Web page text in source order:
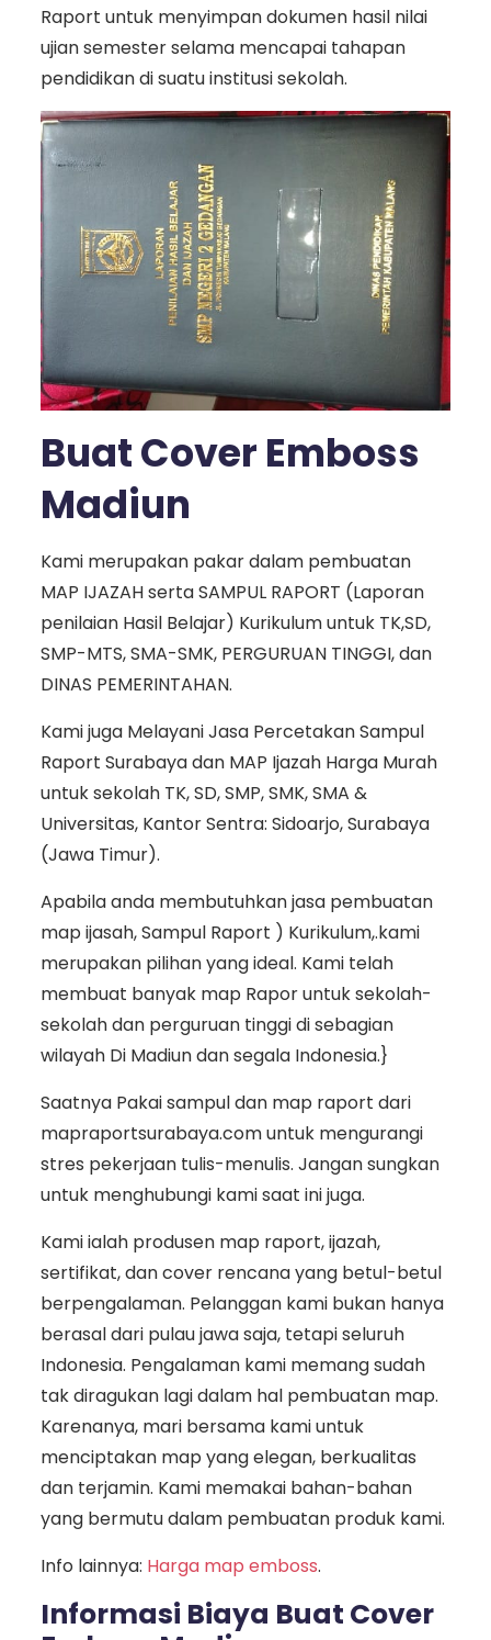
Raport untuk menyimpan dokumen hasil nilai
ujian semester selama mencapai tahapan
pendidikan di suatu institusi sekolah.
Buat Cover Emboss
Madiun
Kami merupakan pakar dalam pembuatan
MAP IJAZAH serta SAMPUL RAPORT (Laporan
penilaian Hasil Belajar) Kurikulum untuk TK,SD,
SMP-MTS, SMA-SMK, PERGURUAN TINGGI, dan
DINAS PEMERINTAHAN.
Kami juga Melayani Jasa Percetakan Sampul
Raport Surabaya dan MAP Ijazah Harga Murah
untuk sekolah TK, SD, SMP, SMK, SMA &
Universitas, Kantor Sentra: Sidoarjo, Surabaya
(Jawa Timur).
Apabila anda membutuhkan jasa pembuatan
map ijasah, Sampul Raport ) Kurikulum,.kami
merupakan pilihan yang ideal. Kami telah
membuat banyak map Rapor untuk sekolah-
sekolah dan perguruan tinggi di sebagian
wilayah Di Madiun dan segala Indonesia.}
Saatnya Pakai sampul dan map raport dari
mapraportsurabaya.com untuk mengurangi
stres pekerjaan tulis-menulis. Jangan sungkan
untuk menghubungi kami saat ini juga.
Kami ialah produsen map raport, ijazah,
sertifikat, dan cover rencana yang betul-betul
berpengalaman. Pelanggan kami bukan hanya
berasal dari pulau jawa saja, tetapi seluruh
Indonesia. Pengalaman kami memang sudah
tak diragukan lagi dalam hal pembuatan map.
Karenanya, mari bersama kami untuk
menciptakan map yang elegan, berkualitas
dan terjamin. Kami memakai bahan-bahan
yang bermutu dalam pembuatan produk kami.
Info lainnya: Harga map emboss.
Informasi Biaya Buat Cover